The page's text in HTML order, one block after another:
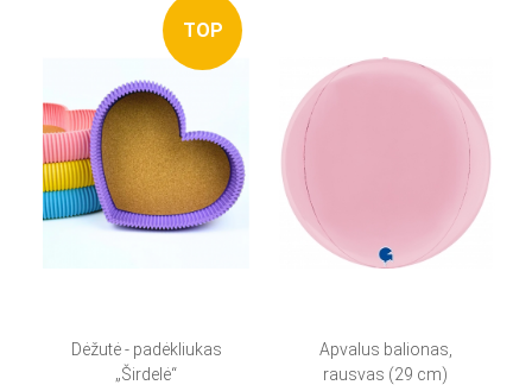
TOP
Dėžutė - padėkliukas
„Širdelė“
Apvalus balionas,
rausvas (29 cm)